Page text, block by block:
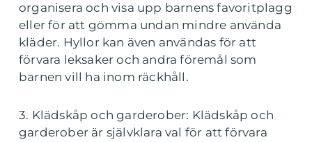
organisera och visa upp barnens favoritplagg
eller för att gömma undan mindre använda
kläder. Hyllor kan även användas för att
förvara leksaker och andra föremål som
barnen vill ha inom räckhåll.
3. Klädskåp och garderober: Klädskåp och
garderober är självklara val för att förvara